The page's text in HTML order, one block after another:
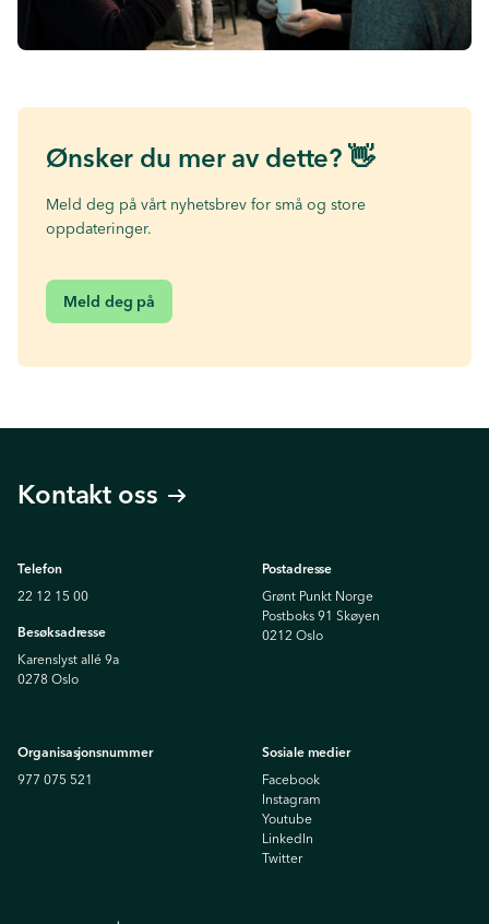
Ønsker du mer av dette? 👋
Meld deg på vårt nyhetsbrev for små og store
oppdateringer.
Meld deg på
Kontakt oss
Telefon
22 12 15 00
Besøksadresse
Karenslyst allé 9a
0278 Oslo
Postadresse
Grønt Punkt Norge
Postboks 91 Skøyen
0212 Oslo
Organisasjonsnummer
977 075 521
Sosiale medier
Facebook
Instagram
Youtube
Linkedln
Twitter